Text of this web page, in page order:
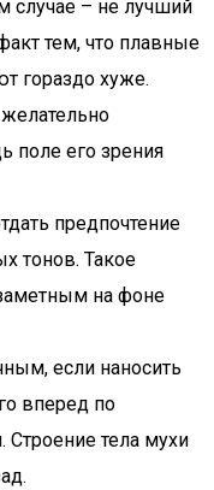
случае – не лучший
тем, что плавные
гораздо хуже.
поле его зрения
предпочтение
тонов. Такое
на фоне
если наносить
вперед по
тела мухи